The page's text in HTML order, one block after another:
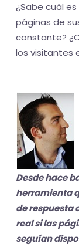
¿Sabe cuál
páginas de
constante?
los visitantes
Desde hace
herramienta
de respuesta
real si las
seguían